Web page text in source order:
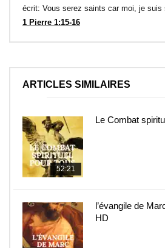
écrit: Vous serez saints car moi, je suis
1 Pierre 1:15-16
ARTICLES SIMILAIRES
52:21
Le Combat
l’évangile de
HD